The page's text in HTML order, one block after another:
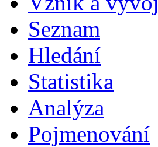
Seznam
Hledání
Statistika
Analýza
Pojmenování